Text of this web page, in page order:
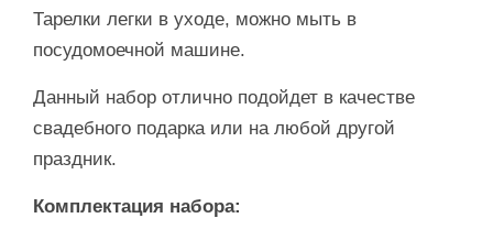
Тарелки легки в уходе, можно мыть в
посудомоечной машине.
Данный набор отлично подойдет в качестве
свадебного подарка или на любой другой
праздник.
Комплектация набора: